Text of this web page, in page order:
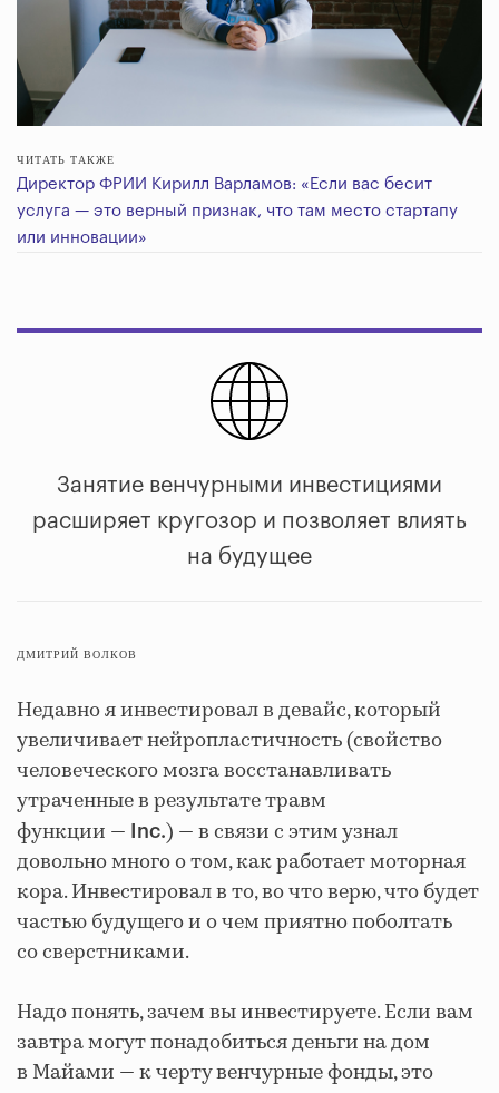
ЧИТАТЬ ТАКЖЕ
Директор ФРИИ Кирилл Варламов: «Если вас бесит
услуга — это верный признак, что там место стартапу
или инновации»
Занятие венчурными инвестициями
расширяет кругозор и позволяет влиять
на будущее
ДМИТРИЙ ВОЛКОВ
Недавно я инвестировал в девайс, который
увеличивает нейропластичность (свойство
человеческого мозга восстанавливать
утраченные в результате травм
функции — Inc.) — в связи с этим узнал
довольно много о том, как работает моторная
кора. Инвестировал в то, во что верю, что будет
частью будущего и о чем приятно поболтать
со сверстниками.
Надо понять, зачем вы инвестируете. Если вам
завтра могут понадобиться деньги на дом
в Майами — к черту венчурные фонды, это